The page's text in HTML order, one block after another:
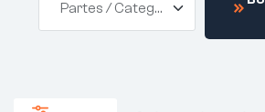
Partes / Categorías